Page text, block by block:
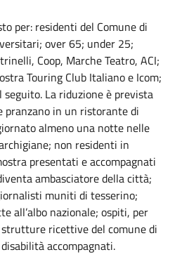
per: residenti del Comune di
over 65; under 25;
Coop, Marche Teatro, ACI;
Touring Club Italiano e Icom;
La riduzione è prevista
pranzano in un ristorante di
almeno una notte nelle
non residenti in
presentati e accompagnati
ambasciatore della città;
muniti di tesserino;
all’albo nazionale; ospiti, per
ricettive del comune di
accompagnati.